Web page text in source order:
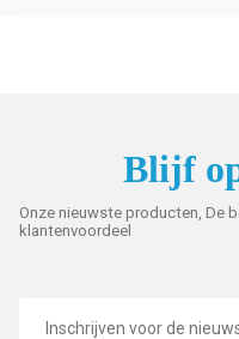
Blijf
Onze nieuwste producten, De
klantenvoordeel
mailadres